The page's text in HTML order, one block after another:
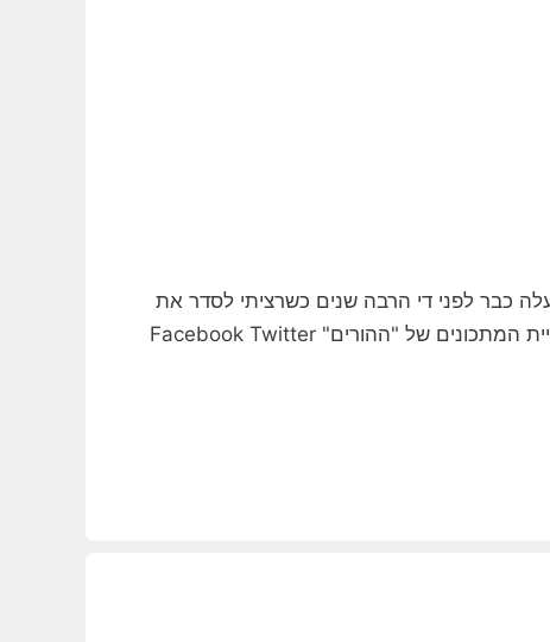
כבר לפני די הרבה שנים כשרציתי לסדר את
כל המתכוניםוהמאכלים המסורתיים שסבי,סבתי, אבי ואני הכנו ועדיין מכינים אותם." לחצו כאן כדי לעבור לספריית המתכונים של "ההורים" Facebook Twitter